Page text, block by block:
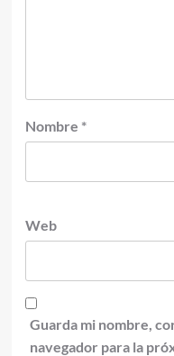
Nombre *
Web
Guarda mi nombre,
navegador para la